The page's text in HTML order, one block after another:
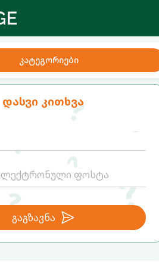
კატეგორიები
დასვი კითხვა
გაგზავნა